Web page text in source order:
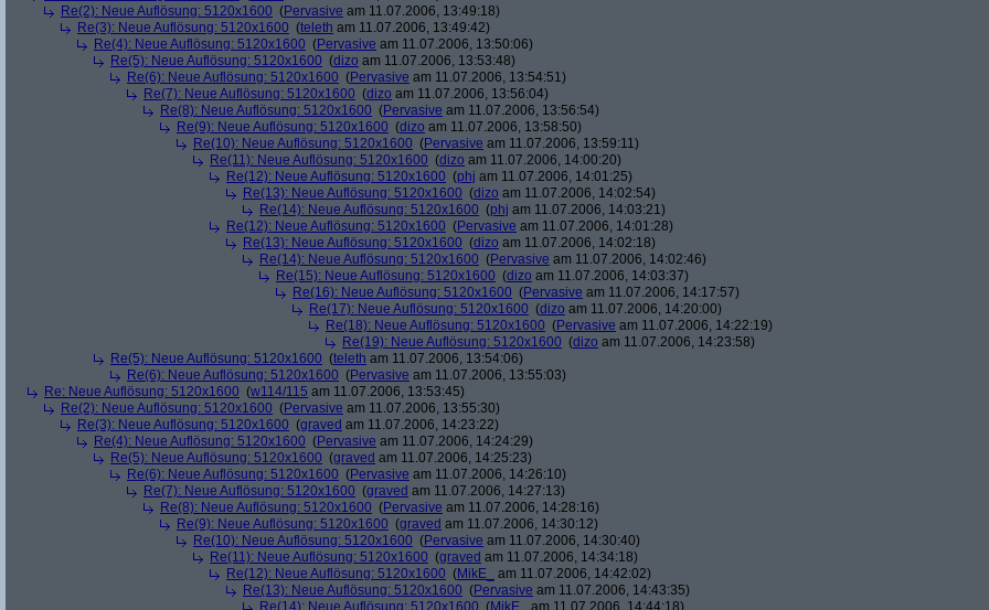
Re(2): Neue Auflösung: 5120x1600 (Pervasive am 11.07.2006, 13:49:18)
Re(3): Neue Auflösung: 5120x1600 (teleth am 11.07.2006, 13:49:42)
Re(4): Neue Auflösung: 5120x1600 (Pervasive am 11.07.2006, 13:50:06)
Re(5): Neue Auflösung: 5120x1600 (dizo am 11.07.2006, 13:53:48)
Re(6): Neue Auflösung: 5120x1600 (Pervasive am 11.07.2006, 13:54:51)
Re(7): Neue Auflösung: 5120x1600 (dizo am 11.07.2006, 13:56:04)
Re(8): Neue Auflösung: 5120x1600 (Pervasive am 11.07.2006, 13:56:54)
Re(9): Neue Auflösung: 5120x1600 (dizo am 11.07.2006, 13:58:50)
Re(10): Neue Auflösung: 5120x1600 (Pervasive am 11.07.2006, 13:59:11)
Re(11): Neue Auflösung: 5120x1600 (dizo am 11.07.2006, 14:00:20)
Re(12): Neue Auflösung: 5120x1600 (phj am 11.07.2006, 14:01:25)
Re(13): Neue Auflösung: 5120x1600 (dizo am 11.07.2006, 14:02:54)
Re(14): Neue Auflösung: 5120x1600 (phj am 11.07.2006, 14:03:21)
Re(12): Neue Auflösung: 5120x1600 (Pervasive am 11.07.2006, 14:01:28)
Re(13): Neue Auflösung: 5120x1600 (dizo am 11.07.2006, 14:02:18)
Re(14): Neue Auflösung: 5120x1600 (Pervasive am 11.07.2006, 14:02:46)
Re(15): Neue Auflösung: 5120x1600 (dizo am 11.07.2006, 14:03:37)
Re(16): Neue Auflösung: 5120x1600 (Pervasive am 11.07.2006, 14:17:57)
Re(17): Neue Auflösung: 5120x1600 (dizo am 11.07.2006, 14:20:00)
Re(18): Neue Auflösung: 5120x1600 (Pervasive am 11.07.2006, 14:22:19)
Re(19): Neue Auflösung: 5120x1600 (dizo am 11.07.2006, 14:23:58)
Re(5): Neue Auflösung: 5120x1600 (teleth am 11.07.2006, 13:54:06)
Re(6): Neue Auflösung: 5120x1600 (Pervasive am 11.07.2006, 13:55:03)
Re: Neue Auflösung: 5120x1600 (w114/115 am 11.07.2006, 13:53:45)
Re(2): Neue Auflösung: 5120x1600 (Pervasive am 11.07.2006, 13:55:30)
Re(3): Neue Auflösung: 5120x1600 (graved am 11.07.2006, 14:23:22)
Re(4): Neue Auflösung: 5120x1600 (Pervasive am 11.07.2006, 14:24:29)
Re(5): Neue Auflösung: 5120x1600 (graved am 11.07.2006, 14:25:23)
Re(6): Neue Auflösung: 5120x1600 (Pervasive am 11.07.2006, 14:26:10)
Re(7): Neue Auflösung: 5120x1600 (graved am 11.07.2006, 14:27:13)
Re(8): Neue Auflösung: 5120x1600 (Pervasive am 11.07.2006, 14:28:16)
Re(9): Neue Auflösung: 5120x1600 (graved am 11.07.2006, 14:30:12)
Re(10): Neue Auflösung: 5120x1600 (Pervasive am 11.07.2006, 14:30:40)
Re(11): Neue Auflösung: 5120x1600 (graved am 11.07.2006, 14:34:18)
Re(12): Neue Auflösung: 5120x1600 (MikE_
am 11.07.2006, 14:42:02)
Re(13): Neue Auflösung: 5120x1600 (Pervasive am 11.07.2006, 14:43:35)
Re(14): Neue Auflösung: 5120x1600 (MikE_
am 11.07.2006, 14:44:18)